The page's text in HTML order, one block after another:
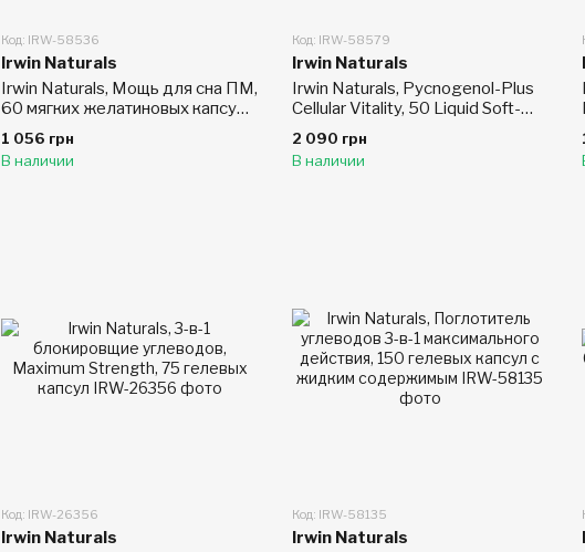
Код: IRW-58536
Irwin Naturals
Irwin Naturals, Мощь для сна ПМ,
60 мягких желатиновых капсул
1 056 грн
В наличии
Код: IRW-58579
Irwin Naturals
Irwin Naturals, Pycnogenol-Plus
Cellular Vitality, 50 Liquid Soft-
2 090 грн
В наличии
Код: IRW-26356
Irwin Naturals
Код: IRW-58135
Irwin Naturals